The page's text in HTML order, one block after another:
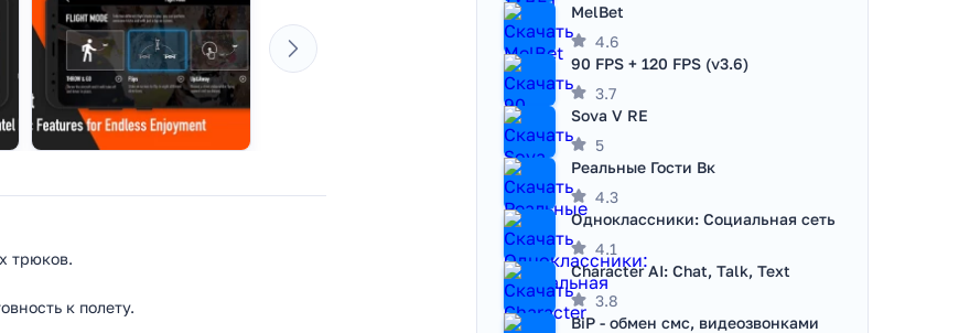
трюков.
к полету.
MelBet
4.6
90 FPS + 120 FPS (v3.6)
3.7
Sova V RE
5
Реальные Гости Вк
4.3
Одноклассники: Социальная сеть
4.1
Character AI: Chat, Talk, Text
3.8
BiP - обмен смс, видеозвонками